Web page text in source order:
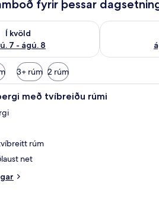
fyrir þessar
Í kvöld
7 - ágú. 8
í kvöld ágú. 7 - ágú. 8Athuga
3+ rúm 2 rúm
Standard-herbergi með
með tvíbreiðu rúmi
rúm
net